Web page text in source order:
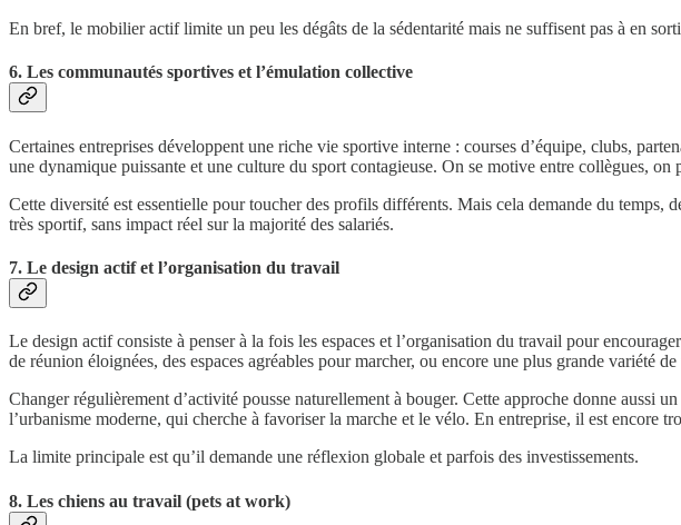
En bref, le mobilier actif limite un peu les dégâts de la sédentarité mais ne suffisent pas à en
6. Les communautés sportives et l’émulation collective
Certaines entreprises développent une riche vie sportive interne : courses d’équipe, clubs,
une dynamique puissante et une culture du sport contagieuse. On se motive entre collègues, on
Cette diversité est essentielle pour toucher des profils différents. Mais cela demande du temps,
très sportif, sans impact réel sur la majorité des salariés.
7. Le design actif et l’organisation du travail
Le design actif consiste à penser à la fois les espaces et l’organisation du travail pour
de réunion éloignées, des espaces agréables pour marcher, ou encore une plus grande variété
Changer régulièrement d’activité pousse naturellement à bouger. Cette approche donne aussi
l’urbanisme moderne, qui cherche à favoriser la marche et le vélo. En entreprise, il est encore
La limite principale est qu’il demande une réflexion globale et parfois des investissements.
8. Les chiens au travail (pets at work)